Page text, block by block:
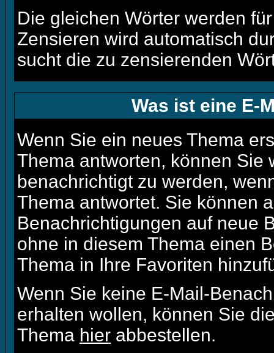
Die gleichen Wörter werden
Zensieren wird automatisch
sucht die zu zensierenden
Was ist eine E-
Wenn Sie ein neues Thema
Thema antworten, können Sie
benachrichtigt zu werden,
Thema antwortet. Sie können
Benachrichtigungen auf neue
ohne in diesem Thema einen
Thema in Ihre Favoriten
Wenn Sie keine E-Mail-
erhalten wollen, können Sie
Thema hier abbestellen.